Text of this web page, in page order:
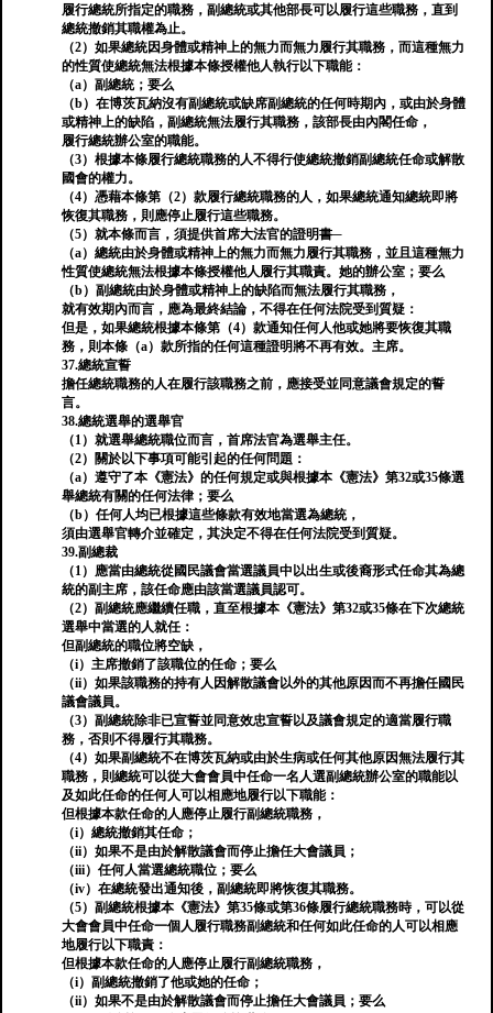
履行總統所指定的職務，副總統或其他部長可以履行這些職務，直到
總統撤銷其職權為止。
（2）如果總統因身體或精神上的無力而無力履行其職務，而這種無力
的性質使總統無法根據本條授權他人執行以下職能：
（a）副總統；要么
（b）在博茨瓦納沒有副總統或缺席副總統的任何時期內，或由於身體
或精神上的缺陷，副總統無法履行其職務，該部長由內閣任命，
履行總統辦公室的職能。
（3）根據本條履行總統職務的人不得行使總統撤銷副總統任命或解散
國會的權力。
（4）憑藉本條第（2）款履行總統職務的人，如果總統通知總統即將
恢復其職務，則應停止履行這些職務。
（5）就本條而言，須提供首席大法官的證明書─
（a）總統由於身體或精神上的無力而無力履行其職務，並且這種無力
性質使總統無法根據本條授權他人履行其職責。她的辦公室；要么
（b）副總統由於身體或精神上的缺陷而無法履行其職務，
就有效期內而言，應為最終結論，不得在任何法院受到質疑：
但是，如果總統根據本條第（4）款通知任何人他或她將要恢復其職
務，則本條（a）款所指的任何這種證明將不再有效。主席。
37.總統宣誓
擔任總統職務的人在履行該職務之前，應接受並同意議會規定的誓
言。
38.總統選舉的選舉官
（1）就選舉總統職位而言，首席法官為選舉主任。
（2）關於以下事項可能引起的任何問題：
（a）遵守了本《憲法》的任何規定或與根據本《憲法》第32或35條選
舉總統有關的任何法律；要么
（b）任何人均已根據這些條款有效地當選為總統，
須由選舉官轉介並確定，其決定不得在任何法院受到質疑。
39.副總裁
（1）應當由總統從國民議會當選議員中以出生或後裔形式任命其為總
統的副主席，該任命應由該當選議員認可。
（2）副總統應繼續任職，直至根據本《憲法》第32或35條在下次總統
選舉中當選的人就任：
但副總統的職位將空缺，
（i）主席撤銷了該職位的任命；要么
（ii）如果該職務的持有人因解散議會以外的其他原因而不再擔任國民
議會議員。
（3）副總統除非已宣誓並同意效忠宣誓以及議會規定的適當履行職
務，否則不得履行其職務。
（4）如果副總統不在博茨瓦納或由於生病或任何其他原因無法履行其
職務，則總統可以從大會會員中任命一名人選副總統辦公室的職能以
及如此任命的任何人可以相應地履行以下職能：
但根據本款任命的人應停止履行副總統職務，
（i）總統撤銷其任命；
（ii）如果不是由於解散議會而停止擔任大會議員；
（iii）任何人當選總統職位；要么
（iv）在總統發出通知後，副總統即將恢復其職務。
（5）副總統根據本《憲法》第35條或第36條履行總統職務時，可以從
大會會員中任命一個人履行職務副總統和任何如此任命的人可以相應
地履行以下職責：
但根據本款任命的人應停止履行副總統職務，
（i）副總統撤銷了他或她的任命；
（ii）如果不是由於解散議會而停止擔任大會議員；要么